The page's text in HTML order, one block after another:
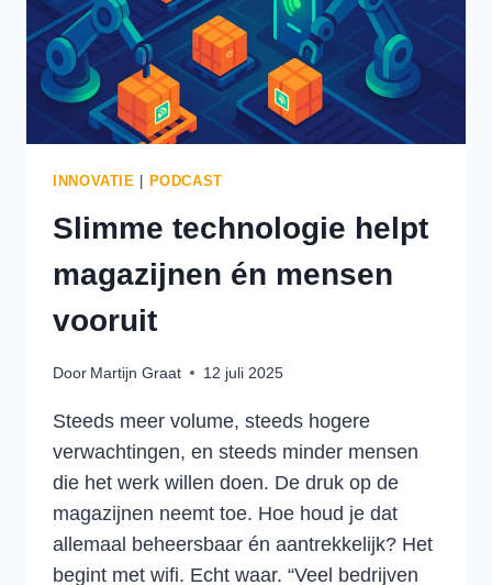
INNOVATIE PODCAST
Slimme technologie helpt
magazijnen én mensen
vooruit
Door Martijn Graat 12 juli 2025
Steeds meer volume, steeds hogere
verwachtingen, en steeds minder mensen
die het werk willen doen. De druk op de
magazijnen neemt toe. Hoe houd je dat
allemaal beheersbaar én aantrekkelijk? Het
begint met wifi. Echt waar. “Veel bedrijven